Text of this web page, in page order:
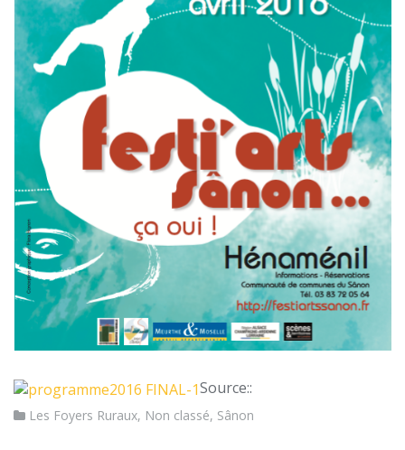
Source::
Les Foyers Ruraux, Non classé, Sânon